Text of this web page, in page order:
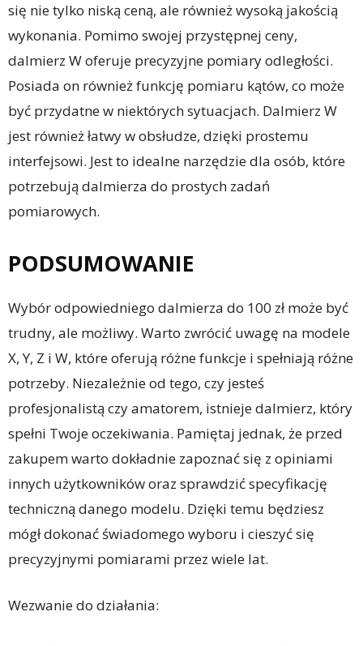
się nie tylko niską ceną, ale również wysoką jakością
wykonania. Pomimo swojej przystępnej ceny,
dalmierz W oferuje precyzyjne pomiary odległości.
Posiada on również funkcję pomiaru kątów, co może
być przydatne w niektórych sytuacjach. Dalmierz W
jest również łatwy w obsłudze, dzięki prostemu
interfejsowi. Jest to idealne narzędzie dla osób, które
potrzebują dalmierza do prostych zadań
pomiarowych.
PODSUMOWANIE
Wybór odpowiedniego dalmierza do 100 zł może być
trudny, ale możliwy. Warto zwrócić uwagę na modele
X, Y, Z i W, które oferują różne funkcje i spełniają różne
potrzeby. Niezależnie od tego, czy jesteś
profesjonalistą czy amatorem, istnieje dalmierz, który
spełni Twoje oczekiwania. Pamiętaj jednak, że przed
zakupem warto dokładnie zapoznać się z opiniami
innych użytkowników oraz sprawdzić specyfikację
techniczną danego modelu. Dzięki temu będziesz
mógł dokonać świadomego wyboru i cieszyć się
precyzyjnymi pomiarami przez wiele lat.
Wezwanie do działania: